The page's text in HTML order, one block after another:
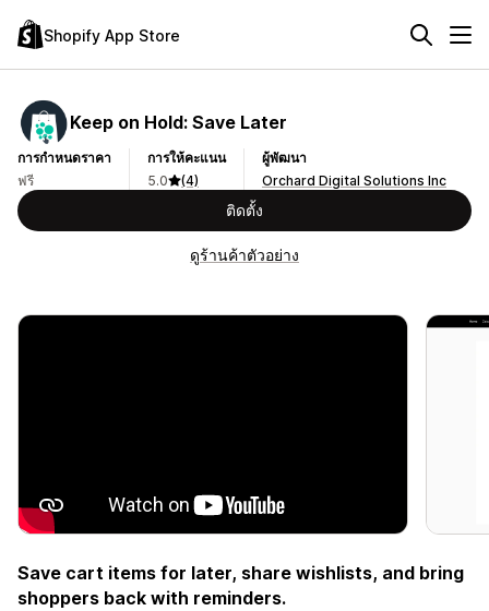
Shopify App Store
Keep on Hold: Save Later
การกำหนดราคา
ฟรี
การให้คะแนน
5.0
(4)
ผู้พัฒนา
Orchard Digital Solutions Inc
ติดตั้ง
ดูร้านค้าตัวอย่าง
Save cart items for later, share wishlists, and bring
shoppers back with reminders.